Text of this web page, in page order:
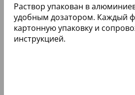
Раствор упакован в
удобным дозатором. Каждый
картонную упаковку и
инструкцией.